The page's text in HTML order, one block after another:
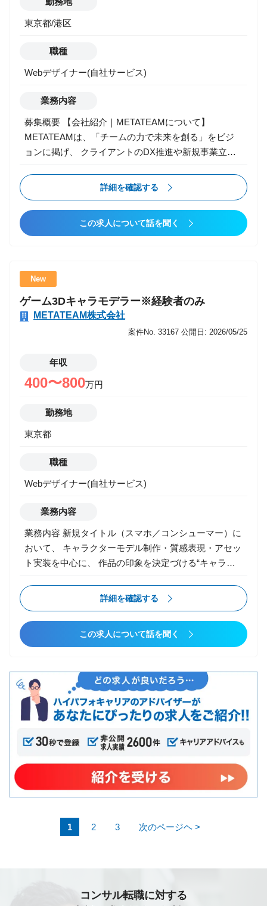
ト、サウンド、企画）との連携と仕様策定 ・新規タイ
トルのプロトタイプ制作、検証 ・企画・技術提案、ク
東京都/港区
職種
Webデザイナー(自社サービス)
業務内容
募集概要 【会社紹介｜METATEAMについて】
METATEAMは、「チームの力で未来を創る」をビジ
ョンに掲げ、 クライアントのDX推進や新規事業立ち
ァームです。現在、“エンタメ事業部”として、ゲー
ム・IP・デジタルコンテンツ領域に特化した開発支
援・制作体制構築・人材プロデュース事業を展開。 コ
ンシューマーからモバイル、VR、IPビジネスまで、幅
事業部では、単なる開発支援にとどまらず、 「クリエ
イターが本来の力を最大化できるチーム」を目指して
います。 今後は、 ・ハイエンドタイトル開発支援 ・
IPを活用したコンテンツ開発 ・AI／デジタルツインを
活用した新規事業創出 など、エンタメ×テクノロジー
発の先”に広がる可能性を、一緒に形にしていきません
か？ この仕事で得られるもの ・コンシューマー／大
型IPタイトルなどのハイエンド開発現場に参画できる
・新規事業部の立ち上げメンバーとして、事業成長に
直接関わる ・将来的に開発チームリーダー／プロデュ
ーサーなどへのキャリア拡張も可能 ・エンタメ領域の
得られる 業務内容 ご経験・志向に応じて、以下のよ
うなアート×技術の橋渡し業務を担当していただきま
Unity を用いたアセット実装・最適化 マテリアル／シ
調整 キャラクター・背景・エフェクトの描画負荷最適
化 リグ／スキニング／アニメーションBPの技術支援
DCCツール（Maya / Blender / Houdini 等）との連携ワ
ークフロー構築 アーティスト向けツール／自動化スク
リプトの設計・開発 エンジニア・アーティスト間の技
術的調整・課題解決 アセット管理ルール・制作フロー
詳細を確認する
この求人について話を聞く
New
ゲーム3Dキャラモデラー※経験者のみ
METATEAM株式会社
案件No. 33167 公開日: 2026/05/25
年収
400〜800万円
勤務地
東京都
職種
Webデザイナー(自社サービス)
業務内容
業務内容 新規タイトル（スマホ／コンシューマー）に
おいて、 キャラクターモデル制作・質感表現・アセッ
ト実装を中心に、 作品の印象を決定づける“キャラづ
ー・アニメーター・エンジニアと密に連携し、 世界観
に沿ったビジュアルクオリティの追求に取り組んでい
ただきます。 【主な業務】 ▼ キャラクターモデリン
グ キャラクター、NPC、モンスターのモデリング ス
毛流れ表現（必要に応じて） PBRベースでのマテリア
ル制作 顔／表情の設計補助（アニメーション部門との
連携） ▼ リギング／セットアップ（担当できる範囲
修正、最適化 武器・装備の取付／挙動確認 ▼ 実装／
ゴン最適化 UV展開、テクスチャ最適化 モバイル／ハ
イエンド双方の制約を意識したモデル制作 ▼ 上流工
落とし込み コンセプトアートからの3D化提案 アート
ディレクターとの方向性すり合わせ 外注管理（品質管
詳細を確認する
この求人について話を聞く
1 2 3 次のページヘ >
コンサル転職に対する